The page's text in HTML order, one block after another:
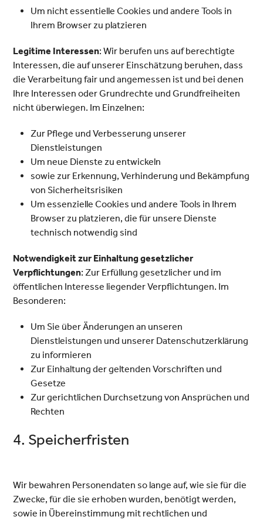
Um nicht essentielle Cookies und andere Tools in
Ihrem Browser zu platzieren
Legitime Interessen: Wir berufen uns auf berechtigte
Interessen, die auf unserer Einschätzung beruhen, dass
die Verarbeitung fair und angemessen ist und bei denen
Ihre Interessen oder Grundrechte und Grundfreiheiten
nicht überwiegen. Im Einzelnen:
Zur Pflege und Verbesserung unserer
Dienstleistungen
Um neue Dienste zu entwickeln
sowie zur Erkennung, Verhinderung und Bekämpfung
von Sicherheitsrisiken
Um essenzielle Cookies und andere Tools in Ihrem
Browser zu platzieren, die für unsere Dienste
technisch notwendig sind
Notwendigkeit zur Einhaltung gesetzlicher
Verpflichtungen: Zur Erfüllung gesetzlicher und im
öffentlichen Interesse liegender Verpflichtungen. Im
Besonderen:
Um Sie über Änderungen an unseren
Dienstleistungen und unserer Datenschutzerklärung
zu informieren
Zur Einhaltung der geltenden Vorschriften und
Gesetze
Zur gerichtlichen Durchsetzung von Ansprüchen und
Rechten
4. Speicherfristen
Wir bewahren Personendaten so lange auf, wie sie für die
Zwecke, für die sie erhoben wurden, benötigt werden,
sowie in Übereinstimmung mit rechtlichen und